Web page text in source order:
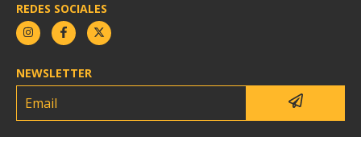
REDES SOCIALES
NEWSLETTER